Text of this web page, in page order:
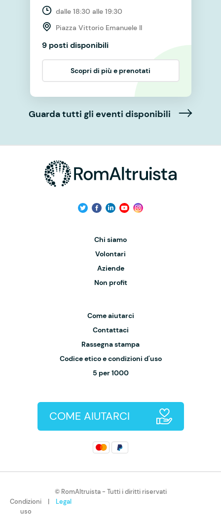
dalle 18:30 alle 19:30
Piazza Vittorio Emanuele II
9 posti disponibili
Scopri di più e prenotati
Guarda tutti gli eventi disponibili
Chi siamo
Volontari
Aziende
Non profit
Come aiutarci
Contattaci
Rassegna stampa
Codice etico e condizioni d'uso
5 per 1000
COME AIUTARCI
© RomAltruista - Tutti i diritti riservati
Condizioni
uso
| Legal